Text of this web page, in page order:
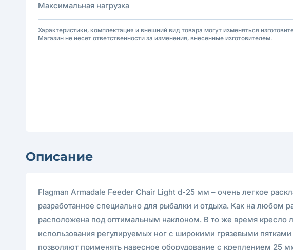
Максимальная нагрузка
Характеристики, комплектация и внешний вид товара могут изменяться
Магазин не несет ответственности за изменения, внесенные изготовителем.
Описание
Flagman Armadale Feeder Chair Light d-25 мм – очень легкое
разработанное специально для рыбалки и отдыха. Как на любом
расположена под оптимальным наклоном. В то же время кресло
использования регулируемых ног с широкими грязевыми
позволяют применять навесное оборудование с креплением 25